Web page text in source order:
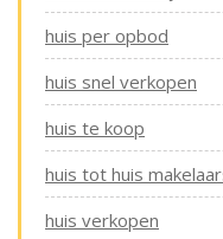
huis per opbod
huis snel verkopen
huis te koop
huis tot huis
huis verkopen